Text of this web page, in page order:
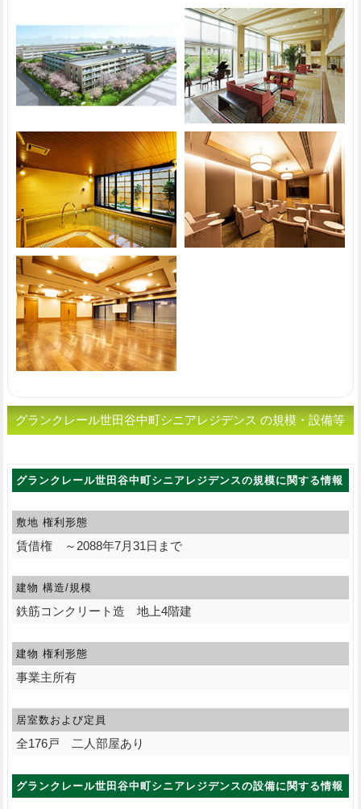
グランクレール世田谷中町シニアレジデンス の規模・設備等
グランクレール世田谷中町シニアレジデンスの規模に関する情報
敷地 権利形態
賃借権 ～2088年7月31日まで
建物 構造/規模
鉄筋コンクリート造 地上4階建
建物 権利形態
事業主所有
居室数および定員
全176戸 二人部屋あり
グランクレール世田谷中町シニアレジデンスの設備に関する情報